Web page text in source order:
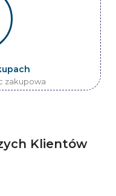
zakupowa
Klientów